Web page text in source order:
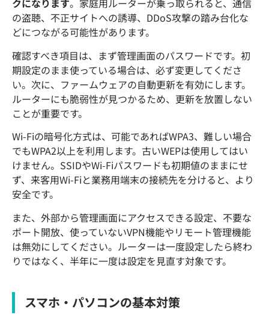
クになります。家庭用ルーターが乗っ取られると、通信
の盗聴、不正サイトへの誘導、DDoS攻撃の踏み台化な
どにつながる可能性があります。
確認すべき項目は、まず管理画面のパスワードです。初
期設定のまま使っている場合は、必ず変更してくださ
い。次に、ファームウェアの自動更新を有効にします。
ルーターにも脆弱性が見つかるため、更新を放置しない
ことが重要です。
Wi-Fiの暗号化方式は、可能であればWPA3、難しい場合
でもWPA2以上を利用します。古いWEPは使用してはい
けません。SSIDやWi-Fiパスワードも初期値のままにせ
ず、来客用Wi-Fiと業務用端末の接続先を分けると、より
安全です。
また、外部から管理画面にアクセスできる設定、不要な
ポート開放、使っていないVPN機能やリモート管理機能
は無効にしてください。ルーターは一度設定したら終わ
りではなく、半年に一度は設定を見直す対象です。
スマホ・パソコンの基本対策